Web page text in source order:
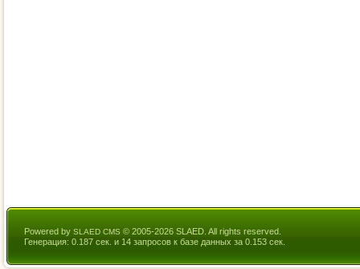
Powered by SLAED CMS © 2005-2026 SLAED. All rights reserved.
Генерация: 0.187 сек. и 14 запросов к базе данных за 0.153 сек.